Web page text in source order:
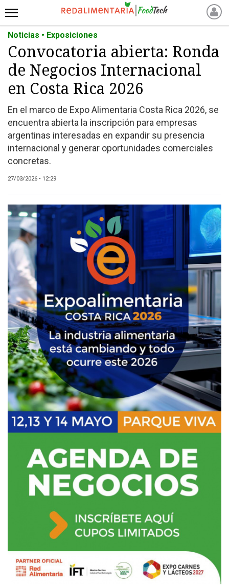
INICIO
NOTICIAS RECIENTES
NOTICIAS
PROTEÍNAS
ANIMAL FREE
FOODTECH
OTROS INGREDIENTES
QUIÉNES SOMOS
MARKETPLACE
MEDIA KIT
SERVICIOS
CONTÁCTENOS
AYUDA
TÉRMINOS
Y
CONDICIONES
POLÍTICAS
DE
PRIVACIDAD
MAPA
DEL
Noticias • Exposiciones
Convocatoria abierta: Ronda
de Negocios Internacional
en Costa Rica 2026
En el marco de Expo Alimentaria Costa Rica 2026, se
encuentra abierta la inscripción para empresas
argentinas interesadas en expandir su presencia
internacional y generar oportunidades comerciales
concretas.
27/03/2026 • 12:29